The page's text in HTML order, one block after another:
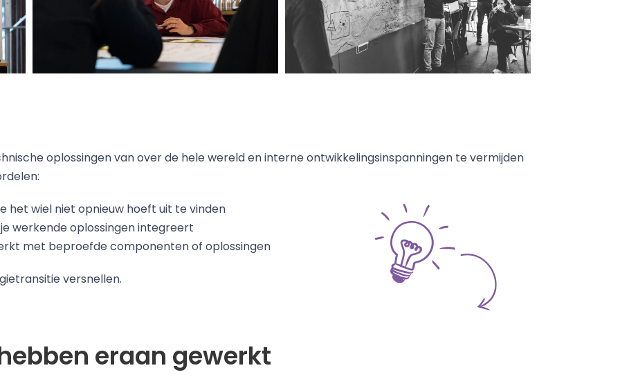
oplossingen van over de hele wereld en interne ontwikkelingsinspanningen te vermijden
het wiel niet opnieuw hoeft uit te vinden
werkende oplossingen integreert
met beproefde componenten of oplossingen
versnellen.
eraan gewerkt